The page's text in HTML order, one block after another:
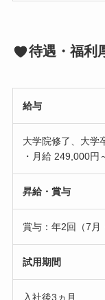
待遇・福利
給与
大学院修了、大学
・月給 249,000円
昇給・賞与
賞与：年2回（7月
試用期間
入社後3ヵ月